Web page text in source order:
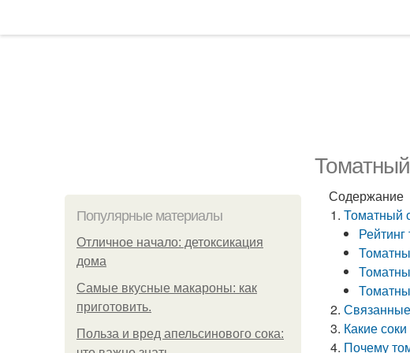
Популярные материалы
Отличное начало: детоксикация
дома
Самые вкусные макароны: как
приготовить.
Польза и вред апельсинового сока:
Содержание
Томатный
Какие
Почему